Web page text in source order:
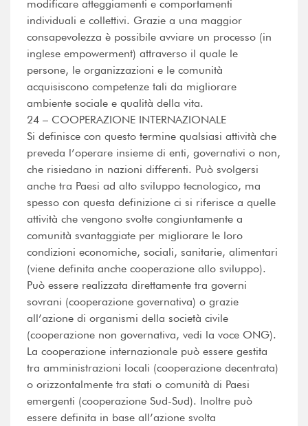
modificare atteggiamenti e comportamenti
individuali e collettivi. Grazie a una maggior
consapevolezza è possibile avviare un processo (in
inglese empowerment) attraverso il quale le
persone, le organizzazioni e le comunità
acquisiscono competenze tali da migliorare
ambiente sociale e qualità della vita.
24 – COOPERAZIONE INTERNAZIONALE
Si definisce con questo termine qualsiasi attività che
preveda l’operare insieme di enti, governativi o non,
che risiedano in nazioni differenti. Può svolgersi
anche tra Paesi ad alto sviluppo tecnologico, ma
spesso con questa definizione ci si riferisce a quelle
attività che vengono svolte congiuntamente a
comunità svantaggiate per migliorare le loro
condizioni economiche, sociali, sanitarie, alimentari
(viene definita anche cooperazione allo sviluppo).
Può essere realizzata direttamente tra governi
sovrani (cooperazione governativa) o grazie
all’azione di organismi della società civile
(cooperazione non governativa, vedi la voce ONG).
La cooperazione internazionale può essere gestita
tra amministrazioni locali (cooperazione decentrata)
o orizzontalmente tra stati o comunità di Paesi
emergenti (cooperazione Sud-Sud). Inoltre può
essere definita in base all’azione svolta